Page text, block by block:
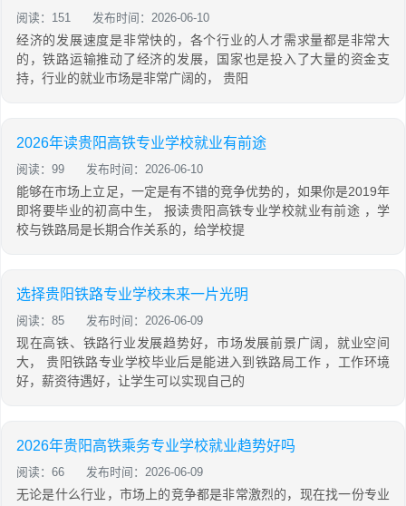
阅读：151 发布时间：2026-06-10
经济的发展速度是非常快的，各个行业的人才需求量都是非常大
的，铁路运输推动了经济的发展，国家也是投入了大量的资金支
持，行业的就业市场是非常广阔的， 贵阳
2026年读贵阳高铁专业学校就业有前途
阅读：99 发布时间：2026-06-10
能够在市场上立足，一定是有不错的竞争优势的，如果你是2019年
即将要毕业的初高中生， 报读贵阳高铁专业学校就业有前途 ，学
校与铁路局是长期合作关系的，给学校提
选择贵阳铁路专业学校未来一片光明
阅读：85 发布时间：2026-06-09
现在高铁、铁路行业发展趋势好，市场发展前景广阔，就业空间
大， 贵阳铁路专业学校毕业后是能进入到铁路局工作 ，工作环境
好，薪资待遇好，让学生可以实现自己的
2026年贵阳高铁乘务专业学校就业趋势好吗
阅读：66 发布时间：2026-06-09
无论是什么行业，市场上的竞争都是非常激烈的，现在找一份专业